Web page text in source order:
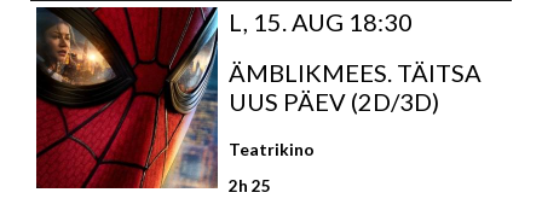
L, 15. AUG 18:30
ÄMBLIKMEES. TÄITSA
UUS PÄEV (2D/3D)
Teatrikino
2h 25